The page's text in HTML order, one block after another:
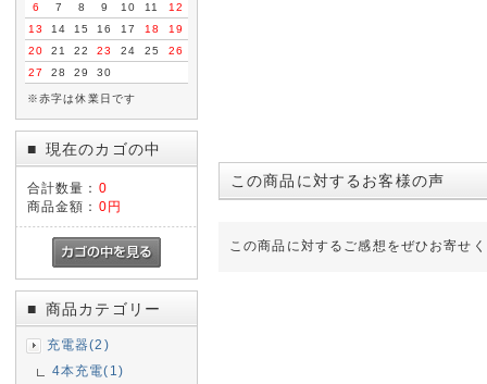
6
7 8 9 10 11
12
13
14 15 16 17 18
19
20
21 22 23 24 25
26
27
28 29 30
※赤字は休業日です
■ 現在のカゴの中
合計数量： 0
商品金額： 0円
■ 商品カテゴリー
充電器(2)
4本充電(1)
この商品に対するお客様の声
この商品に対するご感想をぜひお寄せ